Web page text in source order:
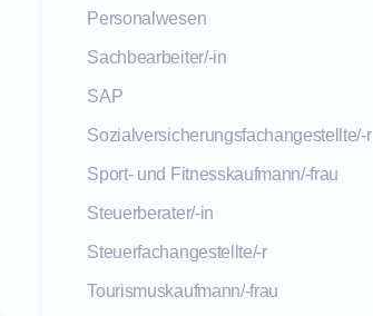
Personalwesen
Sachbearbeiter/-in
SAP
Sozialversicherungsfachangestellte/-r
Sport- und Fitnesskaufmann/-frau
Steuerberater/-in
Steuerfachangestellte/-r
Tourismuskaufmann/-frau